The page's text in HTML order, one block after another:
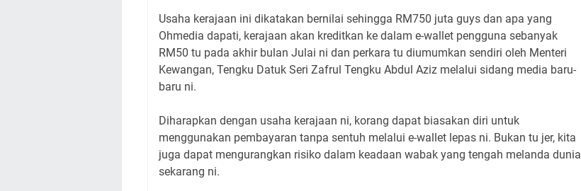
Usaha kerajaan ini dikatakan bernilai sehingga RM750 juta guys dan apa yang
Ohmedia dapati, kerajaan akan kreditkan ke dalam e-wallet pengguna sebanyak
RM50 tu pada akhir bulan Julai ni dan perkara tu diumumkan sendiri oleh Menteri
Kewangan, Tengku Datuk Seri Zafrul Tengku Abdul Aziz melalui sidang media baru-
baru ni.
Diharapkan dengan usaha kerajaan ni, korang dapat biasakan diri untuk
menggunakan pembayaran tanpa sentuh melalui e-wallet lepas ni. Bukan tu jer, kita
juga dapat mengurangkan risiko dalam keadaan wabak yang tengah melanda dunia
sekarang ni.